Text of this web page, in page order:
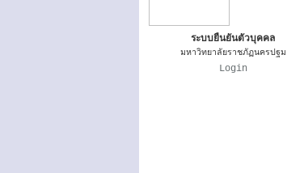
ระบบยืนยันตัวบุคคล
มหาวิทยาลัยราชภัฏนครปฐม
Login